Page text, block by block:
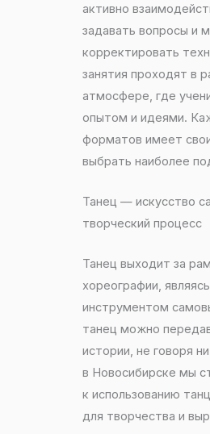
активно
задавать вопросы и
корректировать
занятия проходят в
атмосфере, где
опытом и идеями.
форматов имеет
выбрать наиболее
Танец — искусство
творческий процесс
Танец выходит за
хореографии,
инструментом
танец можно
истории, не говоря
в Новосибирске мы
к использованию
для творчества и